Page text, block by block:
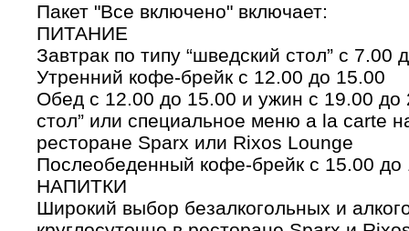
Пакет "Все включено" включает:
ПИТАНИЕ
Завтрак по типу “шведский стол” с 7.00
Утренний кофе-брейк с 12.00 до 15.00
Обед c 12.00 до 15.00 и ужин c 19.00 до
стол” или специальное меню a la carte
ресторане Sparx или Rixos Lounge
Послеобеденный кофе-брейк с 15.00 до
НАПИТКИ
Широкий выбор безалкогольных и